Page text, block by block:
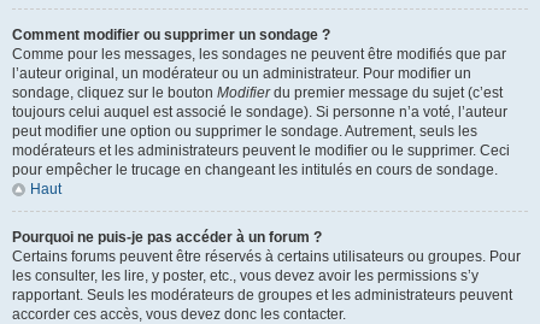
Comment modifier ou supprimer un sondage ?
Comme pour les messages, les sondages ne peuvent être modifiés que par
l’auteur original, un modérateur ou un administrateur. Pour modifier un
sondage, cliquez sur le bouton Modifierdu premier message du sujet (c’est
toujours celui auquel est associé le sondage). Si personne n’a voté, l’auteur
peut modifier une option ou supprimer le sondage. Autrement, seuls les
modérateurs et les administrateurs peuvent le modifier ou le supprimer. Ceci
pour empêcher le trucage en changeant les intitulés en cours de sondage.
Haut
Pourquoi ne puis-je pas accéder à un forum ?
Certains forums peuvent être réservés à certains utilisateurs ou groupes. Pour
les consulter, les lire, y poster, etc., vous devez avoir les permissions s’y
rapportant. Seuls les modérateurs de groupes et les administrateurs peuvent
accorder ces accès, vous devez donc les contacter.